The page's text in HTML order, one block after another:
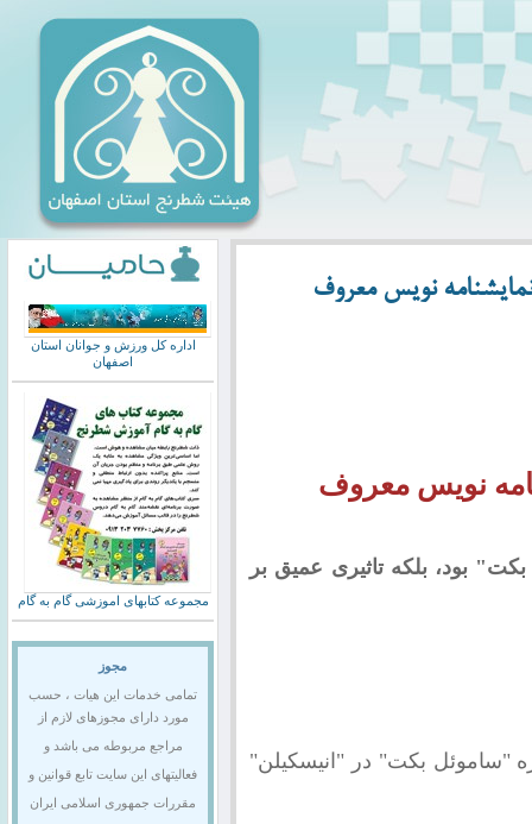
نویس معروف
نویس معروف
بود، بلکه تاثیری عمیق بر
"ساموئل بکت" در "انیسکیلن"
اداره کل ورزش و جوانان استان
اصفهان
مجموعه کتابهای اموزشی گام به گام
مجوز
تمامی خدمات این هیات ، حسب
مورد دارای مجوزهای لازم از
مراجع مربوطه می باشد و
فعالیتهای این سایت تابع قوانین و
مقررات جمهوری اسلامی ایران